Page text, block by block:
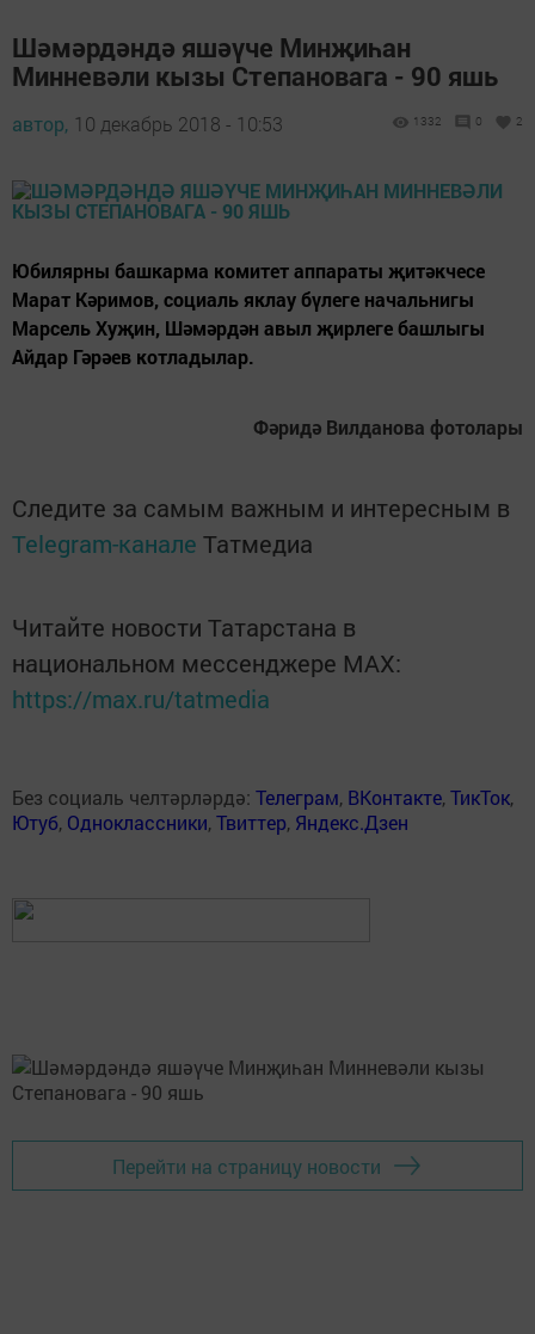
Шәмәрдәндә яшәүче Минҗиһан
Минневәли кызы Степановага - 90 яшь
автор, 10 декабрь 2018 - 10:53 1332 0 2
Юбилярны башкарма комитет аппараты җитәкчесе
Марат Кәримов, социаль яклау бүлеге начальнигы
Марсель Хуҗин, Шәмәрдән авыл җирлеге башлыгы
Айдар Гәрәев котладылар.
Фәридә Вилданова фотолары
Следите за самым важным и интересным в
Telegram-канале Татмедиа
Читайте новости Татарстана в
национальном мессенджере MАХ:
https://max.ru/tatmedia
Без социаль челтәрләрдә: Телеграм, ВКонтакте,ТикТок,
Ютуб, Одноклассники,Твиттер, Яндекс.Дзен
Перейти на страницу новости